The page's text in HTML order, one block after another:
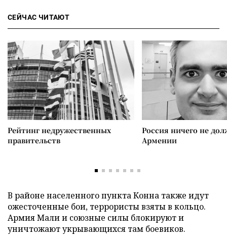
СЕЙЧАС ЧИТАЮТ
Рейтинг недружественных
правительств
Россия ничего не
Армении
В районе населенного пункта Конна также идут
ожесточенные бои, террористы взяты в кольцо.
Армия Мали и союзные силы блокируют и
уничтожают укрывающихся там боевиков.